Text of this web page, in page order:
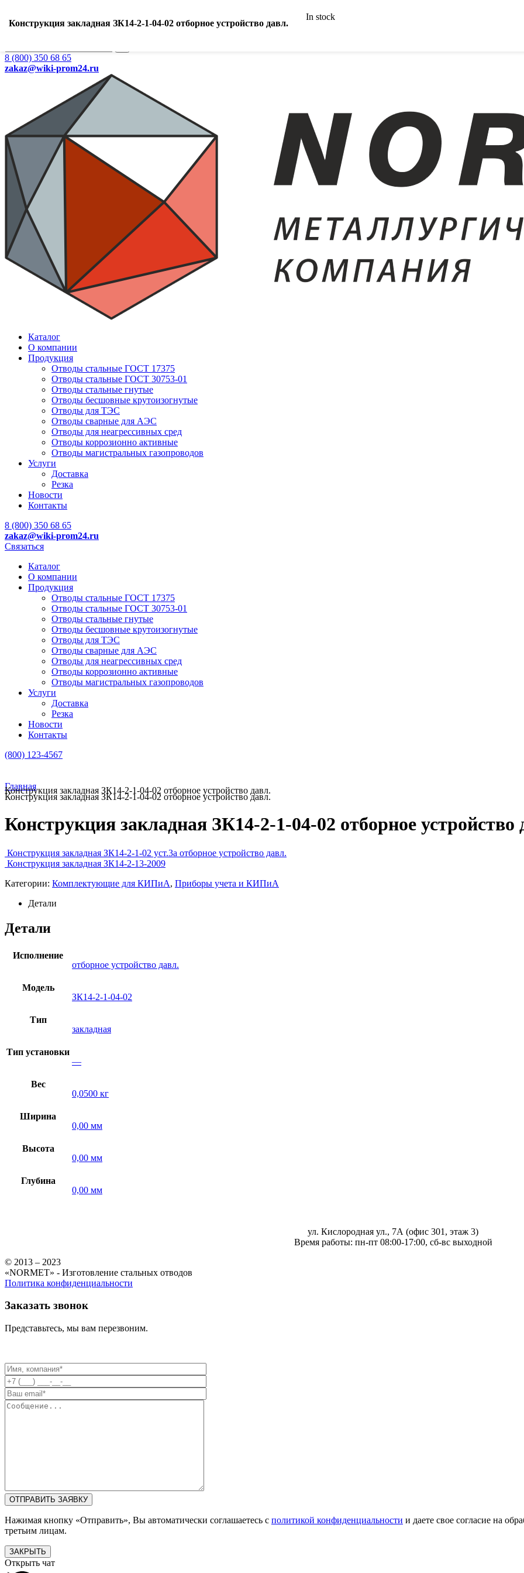
Екатеринбург
8 (800) 350 68 65
zakaz@wiki-prom24.ru
Каталог
О компании
Продукция
Отводы стальные ГОСТ 17375
Отводы стальные ГОСТ 30753-01
Отводы стальные гнутые
Отводы бесшовные крутоизогнутые
Отводы для ТЭС
Отводы сварные для АЭС
Отводы для неагрессивных сред
Отводы коррозионно активные
Отводы магистральных газопроводов
Услуги
Доставка
Резка
Новости
Контакты
8 (800) 350 68 65
zakaz@wiki-prom24.ru
Связаться
Каталог
О компании
Продукция
Отводы стальные ГОСТ 17375
Отводы стальные ГОСТ 30753-01
Отводы стальные гнутые
Отводы бесшовные крутоизогнутые
Отводы для ТЭС
Отводы сварные для АЭС
Отводы для неагрессивных сред
Отводы коррозионно активные
Отводы магистральных газопроводов
Услуги
Доставка
Резка
Новости
Контакты
(800) 123-4567
Главная
Конструкция закладная ЗК14-2-1-04-02 отборное устройство давл.
Конструкция закладная ЗК14-2-1-04-02 отборное устройство давл.
Конструкция закладная ЗК14-2-1-04-02 отборное устройство
Конструкция закладная ЗК14-2-1-02 уст.3а отборное устройство давл.
Конструкция закладная ЗК14-2-13-2009
Конструкция закладная ЗК14-2-1-04-02 отборное устройство давл.
In stock
Категории: Комплектующие для КИПиА, Приборы учета и КИПиА
Детали
Детали
Исполнение
отборное устройство давл.
Модель
ЗК14-2-1-04-02
Тип
закладная
Тип установки
—
Вес
0,0500 кг
Ширина
0,00 мм
Высота
0,00 мм
Глубина
0,00 мм
ул. Кислородная ул., 7А (офис 301, этаж 3)
Время работы: пн-пт 08:00-17:00, сб-вс выходной
© 2013 – 2023
«NORMET» - Изготовление стальных отводов
Политика конфиденциальности
Заказать звонок
Представьтесь, мы вам перезвоним.
Нажимая кнопку «Отправить», Вы автоматически соглашаетесь с политикой конфиденциальности и даете свое согласие на
третьим лицам.
ЗАКРЫТЬ
Открыть чат